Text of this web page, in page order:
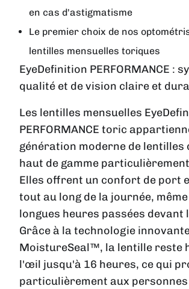
en cas d'astigmatisme
Le premier choix de nos
lentilles mensuelles toriques
EyeDefinition PERFORMANCE :
qualité et de vision claire et
Les lentilles mensuelles
PERFORMANCE toric
génération moderne de lentilles
haut de gamme
Elles offrent un confort de port
tout au long de la journée,
longues heures passées devant
Grâce à la technologie
MoistureSeal™, la lentille reste
l'œil jusqu'à 16 heures, ce qui
particulièrement aux personnes